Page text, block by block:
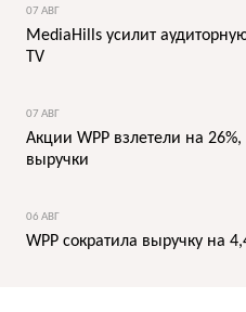
07 АВГ
MediaHills усилит
TV
07 АВГ
Акции WPP взлетели на
выручки
06 АВГ
WPP сократила выручку на